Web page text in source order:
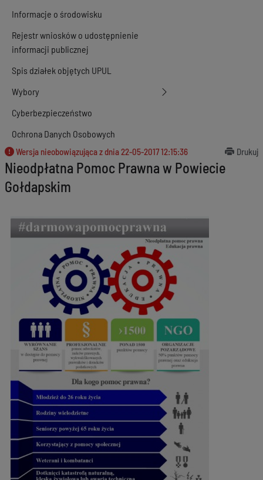
Informacje o środowisku
Rejestr wniosków o udostępnienie
informacji publicznej
Spis działek objętych UPUL
Wybory
Cyberbezpieczeństwo
Ochrona Danych Osobowych
Wersja nieobowiązująca z dnia22-05-2017 12:15:36 Drukuj
Nieodpłatna Pomoc Prawna w Powiecie
Gołdapskim